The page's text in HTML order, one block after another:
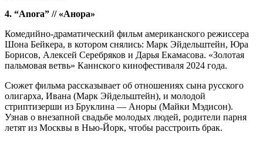
4. “Anora” // «Анора»
Комедийно-драматический фильм американского режиссера
Шона Бейкера, в котором снялись: Марк Эйдельштейн, Юра
Борисов, Алексей Серебряков и Дарья Екамасова. «Золотая
пальмовая ветвь» Каннского кинофестиваля 2024 года.
Сюжет фильма рассказывает об отношениях сына русского
олигарха, Ивана (Марк Эйдельштейн), и молодой
стриптизерши из Бруклина — Аноры (Майки Мэдисон).
Узнав о внезапной свадьбе молодых людей, родители парня
летят из Москвы в Нью-Йорк, чтобы расстроить брак.